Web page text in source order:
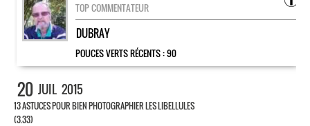
TOP COMMENTATEUR
DUBRAY
POUCES VERTS RÉCENTS :90
20 JUIL 2015
13 ASTUCES POUR BIEN PHOTOGRAPHIER LES LIBELLULES
(3.33)